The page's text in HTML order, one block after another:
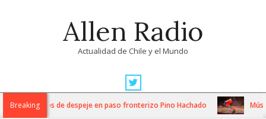
Allen Radio
Actualidad de Chile y el Mundo
Navigation
MenuBreaking
trabajos de despeje en paso fronterizo Pino Hachado